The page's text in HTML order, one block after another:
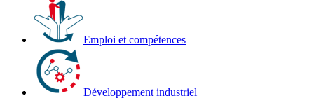
Emploi et compétences
Développement industriel